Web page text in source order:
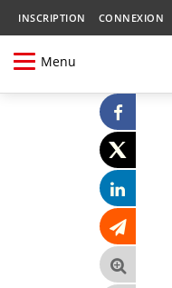
INSCRIPTION CONNEXION
Menu